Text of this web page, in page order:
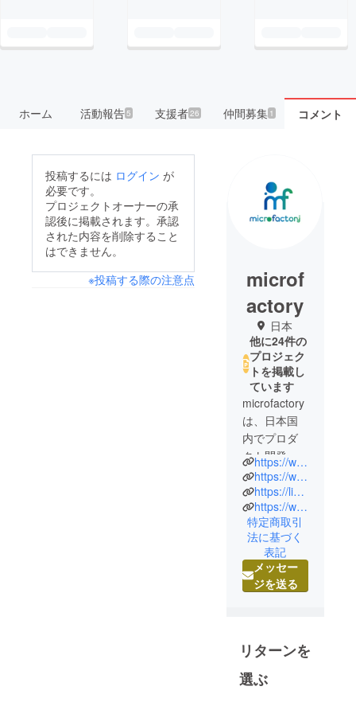
ホーム 活動報告5 支援者26 仲間募集 1 コメント
投稿するには ログイン が
必要です。
プロジェクトオーナーの承
認後に掲載されます。承認
された内容を削除すること
はできません。
※投稿する際の注意点
microf
actory
日本
他に24件の
プロジェク
トを掲載し
ています
microfactory
は、日本国
内でプロダ
クト開発に
勤しむガ
ジェット・
プロダクト
好きのメン
バーが、世
界に目を向
けクリエイ
ティブな
お届けする
ションスト
https://www.microfactory.jp
https://www.instagram.com/microfactory_jp/
https://lin.ee/FO0NygF
https://www.timaze.jp
特定商取引
法に基づく
表記
メッセー
ジを送る
リターンを
選ぶ